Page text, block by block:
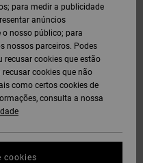
para medir a publicidade
anúncios
nosso público; para
nossos parceiros. Podes
recusar cookies que estão
cookies que não
como certos cookies de
consulta a nossa
cookies